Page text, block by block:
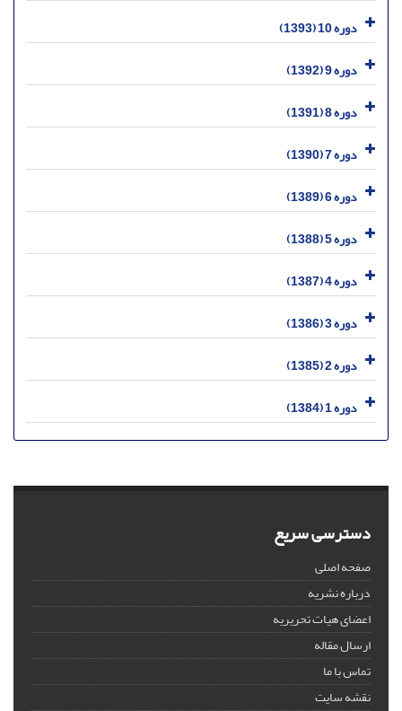
دوره 10 (1393)
دوره 9 (1392)
دوره 8 (1391)
دوره 7 (1390)
دوره 6 (1389)
دوره 5 (1388)
دوره 4 (1387)
دوره 3 (1386)
دوره 2 (1385)
دوره 1 (1384)
دسترسی سریع
صفحه اصلی
درباره نشریه
اعضای هیات تحریریه
ارسال مقاله
تماس با ما
نقشه سایت